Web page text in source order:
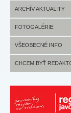
ARCHÍV AKTUALITY
FOTOGALÉRIE
VŠEOBECNÉ INFO
CHCEM BYŤ